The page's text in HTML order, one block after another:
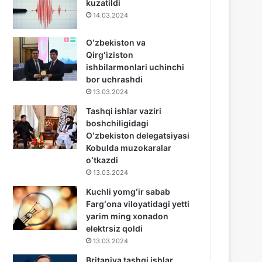
kuzatildi
14.03.2024
Oʻzbekiston va
Qirgʻiziston
ishbilarmonlari uchinchi
bor uchrashdi
13.03.2024
Tashqi ishlar vaziri
boshchiligidagi
Oʻzbekiston delegatsiyasi
Kobulda muzokaralar
oʻtkazdi
13.03.2024
Kuchli yomgʻir sabab
Fargʻona viloyatidagi yetti
yarim ming xonadon
elektrsiz qoldi
13.03.2024
Britaniya tashqi ishlar